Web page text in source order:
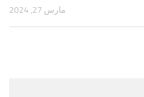
مارس 27, 2024